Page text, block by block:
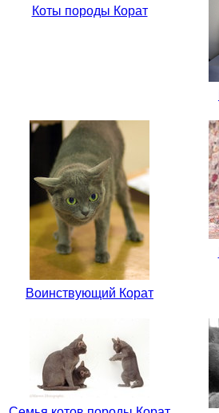
Коты породы Корат
Воинствующий Корат